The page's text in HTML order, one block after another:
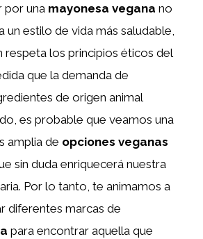
por una mayonesa vegana no
estilo de vida más saludable,
respeta los principios éticos del
que la demanda de
de origen animal
es probable que veamos una
amplia de opciones veganas
sin duda enriquecerá nuestra
Por lo tanto, te animamos a
diferentes marcas de
para encontrar aquella que